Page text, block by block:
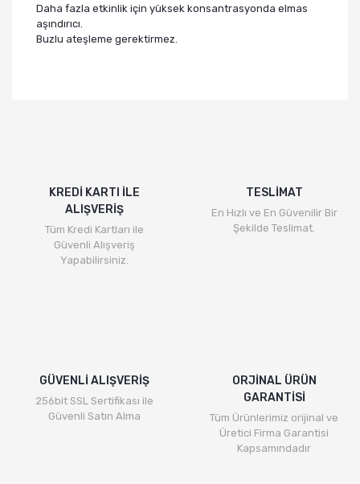
Daha fazla etkinlik için yüksek konsantrasyonda elmas
aşındırıcı.
Buzlu ateşleme gerektirmez.
KREDİ KARTI İLE
ALIŞVERİŞ
Tüm Kredi Kartları ile
Güvenli Alışveriş
Yapabilirsiniz.
TESLİMAT
En Hızlı ve En Güvenilir Bir
Şekilde Teslimat.
GÜVENLİ ALIŞVERİŞ
256bit SSL Sertifikası ile
Güvenli Satın Alma
ORJİNAL ÜRÜN
GARANTİSİ
Tüm Ürünlerimiz orijinal ve
Üretici Firma Garantisi
Kapsamındadır